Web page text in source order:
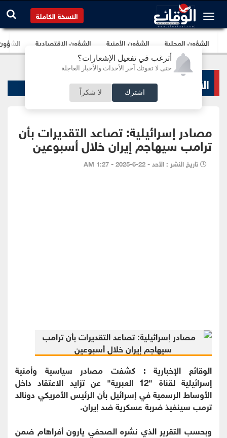
أترغب في تفعيل الإشعارات؟
حتى لا تفوتك آخر الأحداث والأخبار العاجلة
اشترك لا شكراً
النسخة الكاملة
الشؤون المحلية الشؤون الأمنية الشؤون الإقتصادية
الأخبار السياسية
مصادر إسرائيلية: تصاعد التقديرات بأن
ترامب سيهاجم إيران خلال أسبوعين
تاريخ النشر : الأحد - 22-6-2025 - 1:27 AM
الوقائع الإخبارية : كشفت مصادر سياسية وأمنية
إسرائيلية لقناة "12 العبرية" عن تزايد الاعتقاد داخل
الأوساط الرسمية في إسرائيل بأن الرئيس الأمريكي دونالد
ترمب سينفيذ ضربة عسكرية ضد إيران.
وبحسب التقرير الذي نشره الصحفي يارون أفراهام ضمن